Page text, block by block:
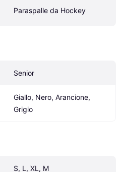
Paraspalle da Hockey
Senior
Giallo, Nero, Arancione,
Grigio
S, L, XL, M